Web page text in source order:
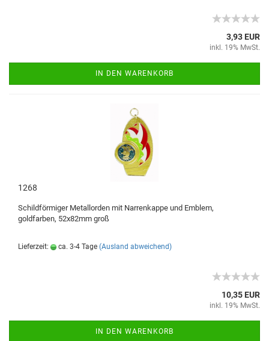
3,93 EUR
inkl. 19% MwSt.
IN DEN WARENKORB
1268
Schildförmiger Metallorden mit Narrenkappe und Emblem,
goldfarben, 52x82mm groß
Lieferzeit: ca. 3-4 Tage (Ausland abweichend)
10,35 EUR
inkl. 19% MwSt.
IN DEN WARENKORB